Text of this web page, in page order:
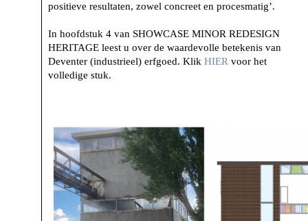
positieve resultaten, zowel concreet en procesmatig’.
In hoofdstuk 4 van SHOWCASE MINOR REDESIGN
HERITAGE leest u over de waardevolle betekenis van
Deventer (industrieel) erfgoed. Klik HIER voor het
volledige stuk.